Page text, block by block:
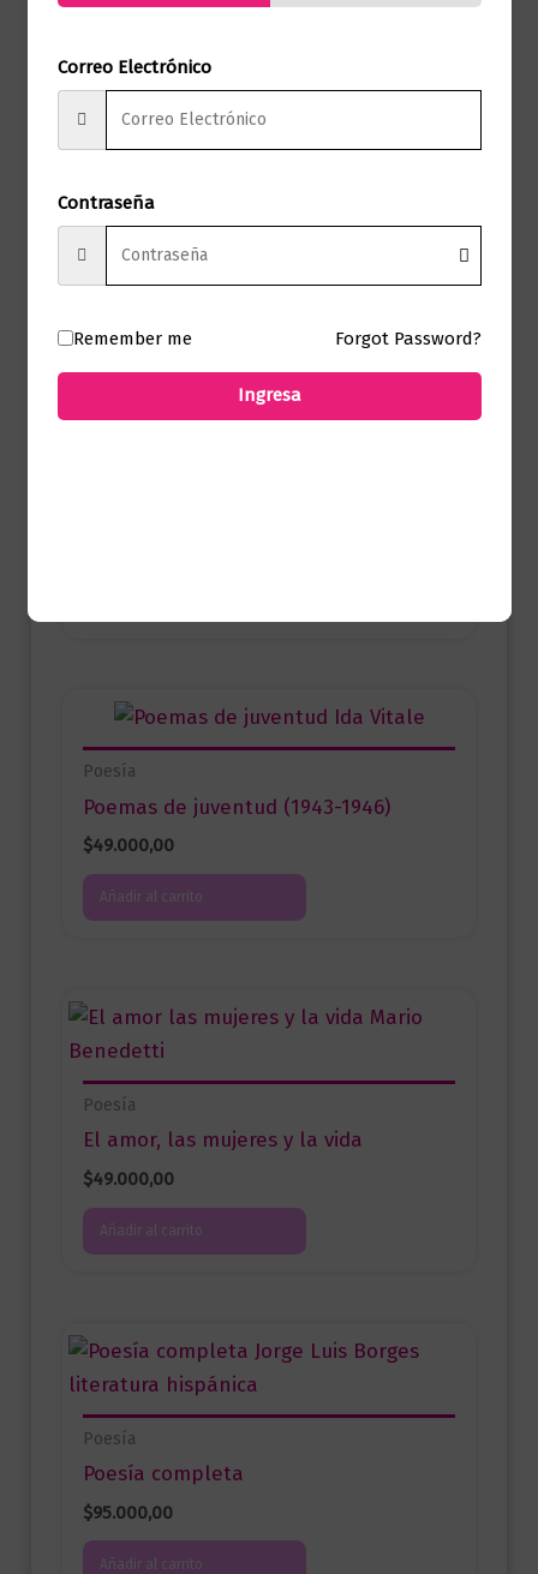
Solo los usuarios registrados que hayan
comprado este producto pueden hacer
Poesía
Poemas de juventud (1943-1946)
$49.000,00
Añadir al carrito
Poesía
El amor, las mujeres y la vida
$49.000,00
Añadir al carrito
Poesía
Poesía completa
$95.000,00
Añadir al carrito
Correo Electrónico
Contraseña
Remember me Forgot Password?
Ingresa